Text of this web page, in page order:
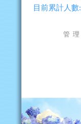
目前累計人數:
管 理